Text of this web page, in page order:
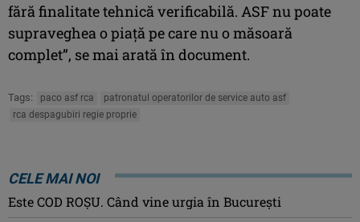
fără finalitate tehnică verificabilă. ASF nu poate
supraveghea o piaţă pe care nu o măsoară
complet”, se mai arată în document.
Tags: paco asf rca
patronatul operatorilor de service auto asf
rca despagubiri regie proprie
CELE MAI NOI
Este COD ROŞU. Când vine urgia în Bucureşti